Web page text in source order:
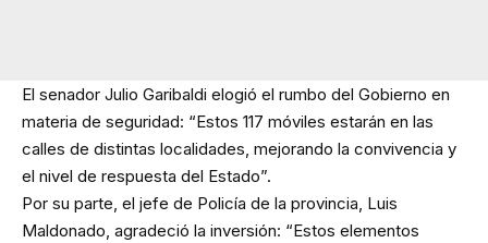
El senador Julio Garibaldi elogió el rumbo del Gobierno en
materia de seguridad: “Estos 117 móviles estarán en las
calles de distintas localidades, mejorando la convivencia y
el nivel de respuesta del Estado”.
Por su parte, el jefe de Policía de la provincia, Luis
Maldonado, agradeció la inversión: “Estos elementos